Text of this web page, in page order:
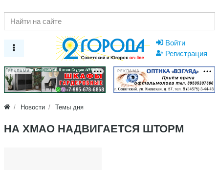
Войти
Регистрация
РЕКЛАМА РЕКЛАМА
Новости Темы дня
НА ХМАО НАДВИГАЕТСЯ ШТОРМ